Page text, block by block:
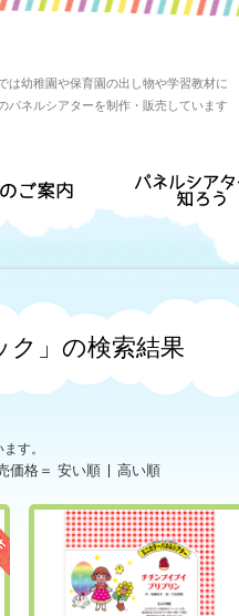
は幼稚園や保育園の出し物や学習教材に
パネルシアターを制作・販売しています
ク」の検索結果
す。
価格＝ 安い順 高い順
最新作